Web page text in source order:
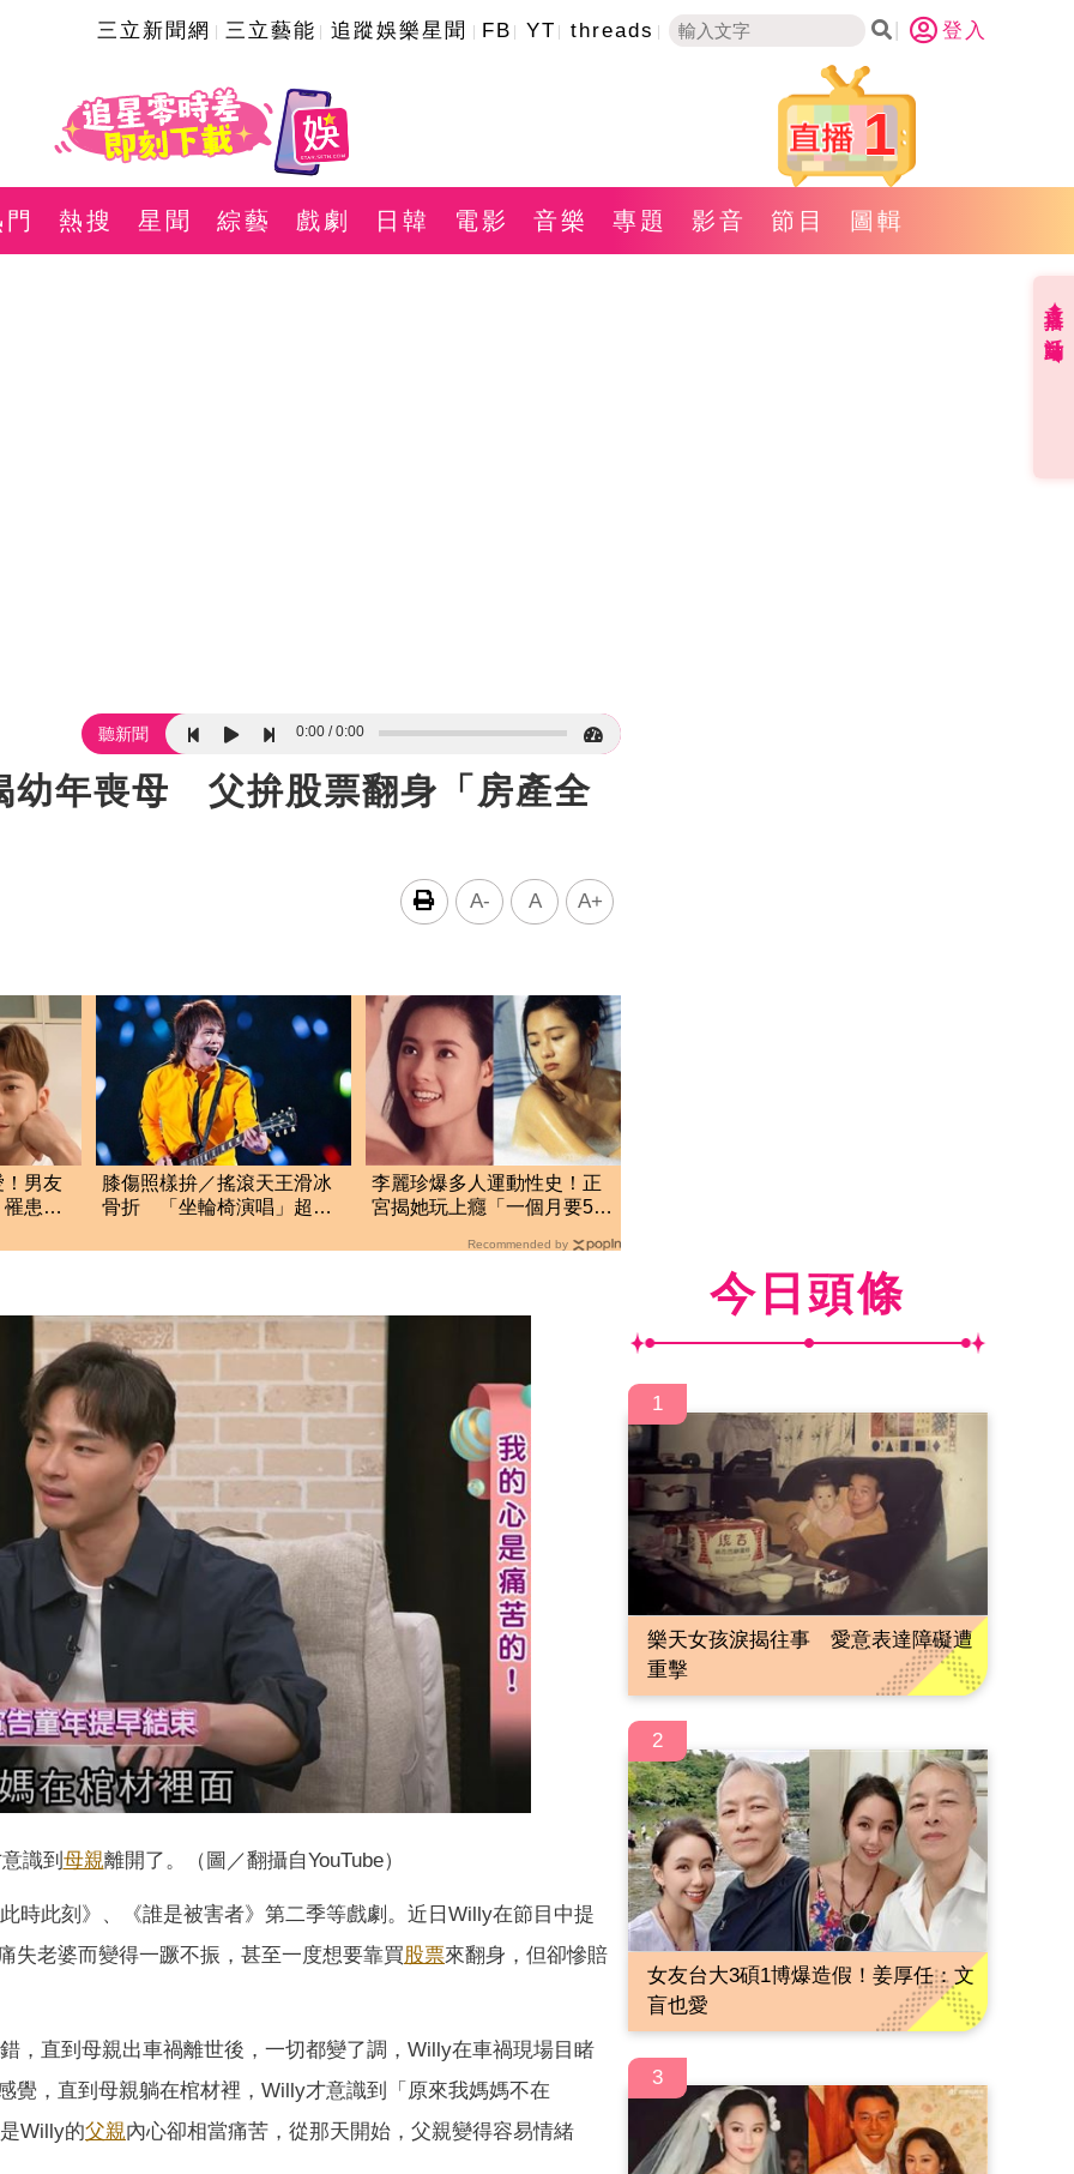
三立新聞網 三立藝能 追蹤娛樂星聞 FB YT threads 登入
1
熱搜 星聞 綜藝 戲劇 日韓 電影 音樂 專題 影音 節目 圖輯
聽新聞 0:00 0:00
幼年喪母 父拚股票翻身「房產全
A- A A+
！男友
患隱
膝傷照樣拚／搖滾天王滑冰
骨折 「坐輪椅演唱」超敬
李麗珍爆多人運動性史！正
宮揭她玩上癮「一個月要52
Recommended by
識到 母親離開了。（圖／翻攝自YouTube）
時此刻》、《誰是被害者》第二季等戲劇。近日Willy在節目中提
失老婆而變得一蹶不振，甚至一度想要靠買股票來翻身，但卻慘賠
，直到母親出車禍離世後，一切都變了調，Willy在車禍現場目睹
覺，直到母親躺在棺材裡，Willy才意識到「原來我媽媽不在
Willy的父親內心卻相當痛苦，從那天開始，父親變得容易情緒
今日頭條
1
樂天女孩淚揭往事 愛意表達障礙遭
重擊
2
女友台大3碩1博爆造假！姜厚任：文
盲也愛
3
直播✦活動